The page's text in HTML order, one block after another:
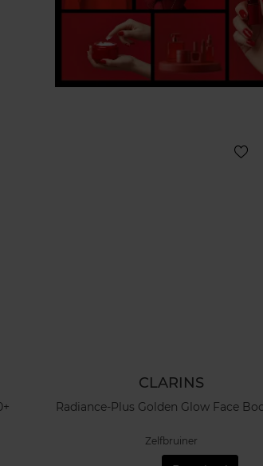
CLARINS
Radiance-Plus Golden Glow Face
Zelfbruiner